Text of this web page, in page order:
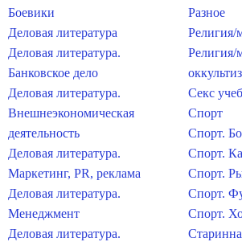
Боевики
Деловая литература
Деловая литература.
Банковское дело
Деловая литература.
Внешнеэкономическая
деятельность
Деловая литература.
Маркетинг, PR, реклама
Деловая литература.
Менеджмент
Деловая литература.
Разное
Религия/
Религия/
Секс
Спорт
Спорт.
Спорт.
Спорт.
Спорт.
Спорт.